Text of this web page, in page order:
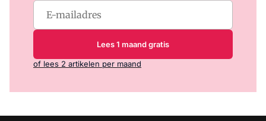
Lees 1 maand gratis
of lees 2 artikelen per maand